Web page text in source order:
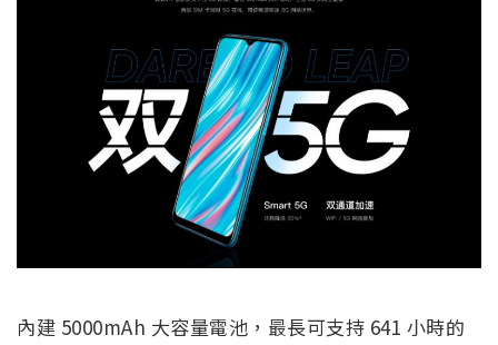
內建 5000mAh 大容量電池，最長可支持 641 小時的